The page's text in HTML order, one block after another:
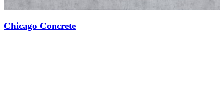
Chicago Concrete